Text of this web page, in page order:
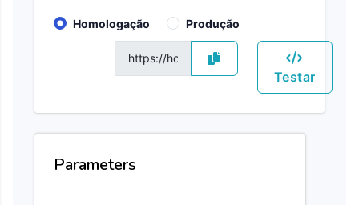
Homologação Produção
Testar
Parameters